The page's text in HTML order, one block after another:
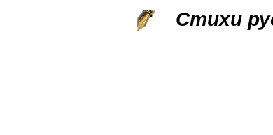
Стихи